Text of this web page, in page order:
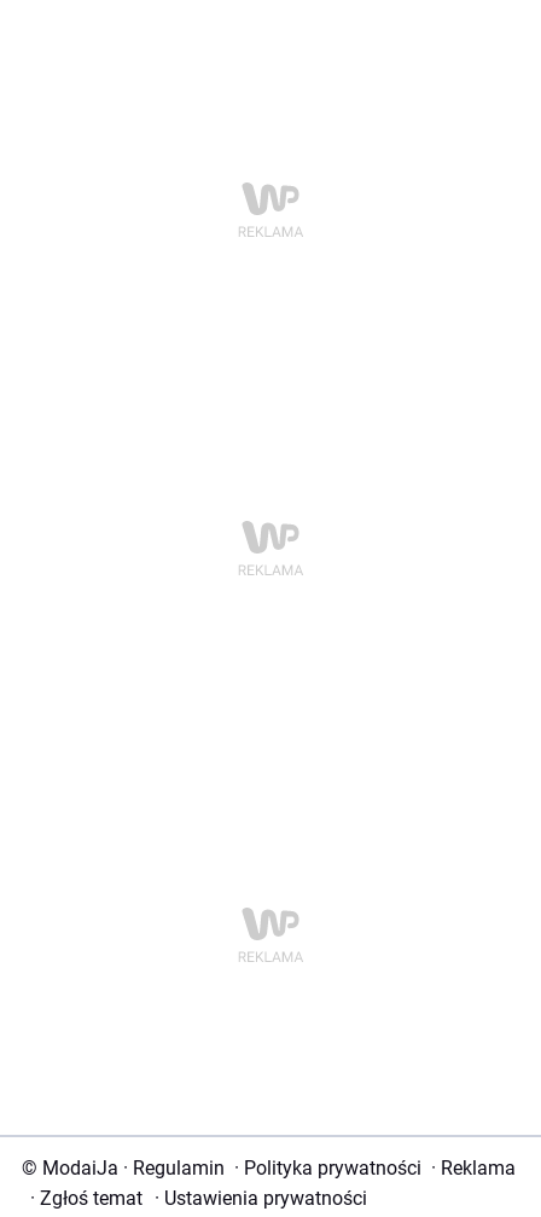
© ModaiJa · Regulamin · Polityka prywatności · Reklama
· Zgłoś temat · Ustawienia prywatności